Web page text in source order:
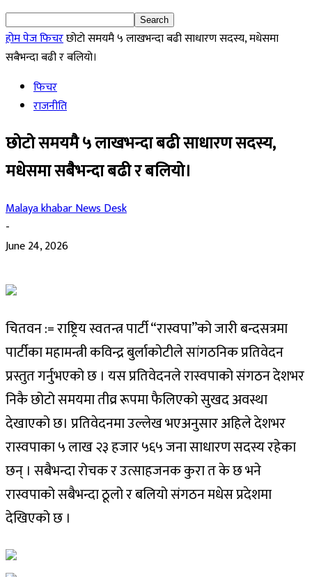
होम पेजफिचरछोटो समयमै ५ लाखभन्दा बढी साधारण सदस्य, मधेसमा
सबैभन्दा बढी र बलियो।
फिचर
राजनीति
छोटो समयमै ५ लाखभन्दा बढी साधारण सदस्य,
मधेसमा सबैभन्दा बढी र बलियो।
Malaya khabar News Desk
-
June 24, 2026
चितवन := राष्ट्रिय स्वतन्त्र पार्टी “रास्वपा”को जारी बन्दसत्रमा
पार्टीका महामन्त्री कविन्द्र बुर्लाकोटीले सांगठनिक प्रतिवेदन
प्रस्तुत गर्नुभएको छ । यस प्रतिवेदनले रास्वपाको संगठन देशभर
निकै छोटो समयमा तीव्र रूपमा फैलिएको सुखद अवस्था
देखाएको छ। प्रतिवेदनमा उल्लेख भएअनुसार अहिले देशभर
रास्वपाका ५ लाख २३ हजार ५६५ जना साधारण सदस्य रहेका
छन् । सबैभन्दा रोचक र उत्साहजनक कुरा त के छ भने
रास्वपाको सबैभन्दा ठूलो र बलियो संगठन मधेस प्रदेशमा
देखिएको छ ।